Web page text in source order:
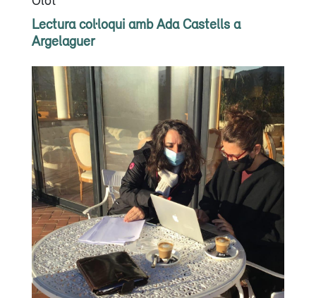
Lectura col·loqui amb Ada Castells a
Argelaguer